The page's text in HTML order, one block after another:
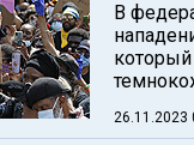
В
26.11.2023